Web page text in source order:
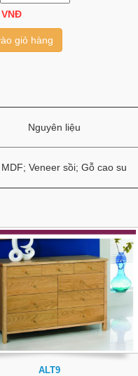
VNĐ
giỏ hàng
Nguyên liệu
Veneer sồi; Gỗ cao su
ALT9